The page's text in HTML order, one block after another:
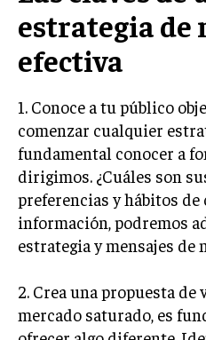
ALIANZAS
GESTIÓN DE LA
TRANSFORMACIÓN
ANALÍTICA
INTELLIGENCE
CIBERSEGURIDAD
ESTRATEGIA
EMPRESAS
estrategia
efectiva
1. Conoce a tu público
comenzar cualquier
fundamental conocer a
dirigimos. ¿Cuáles son
preferencias y hábitos de
información, podremos
estrategia y mensajes de
2. Crea una propuesta de
mercado saturado, es